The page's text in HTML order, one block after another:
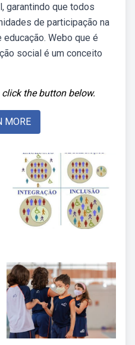
garantindo que todos
de participação na
Webo que é
social é um conceito
the button below.
MORE